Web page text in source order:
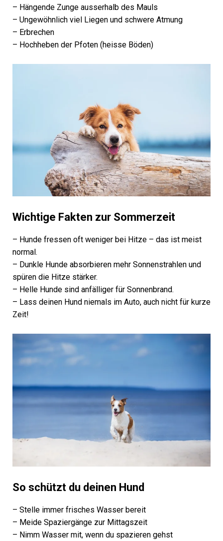
– Hängende Zunge ausserhalb des Mauls
– Ungewöhnlich viel Liegen und schwere Atmung
– Erbrechen
– Hochheben der Pfoten (heisse Böden)
Wichtige Fakten zur Sommerzeit
– Hunde fressen oft weniger bei Hitze – das ist meist
normal.
– Dunkle Hunde absorbieren mehr Sonnenstrahlen und
spüren die Hitze stärker.
– Helle Hunde sind anfälliger für Sonnenbrand.
– Lass deinen Hund niemals im Auto, auch nicht für kurze
Zeit!
So schützt du deinen Hund
– Stelle immer frisches Wasser bereit
– Meide Spaziergänge zur Mittagszeit
– Nimm Wasser mit, wenn du spazieren gehst